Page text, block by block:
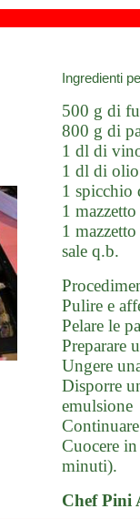
Ingredienti
500 g di
800 g di
1 dl di
1 dl di
1 spicchio
1
1
sale q.b.
Pulire e
Pelare le
Preparare
Ungere
Disporre
emulsione
Cuocere
minuti).
Chef Pini